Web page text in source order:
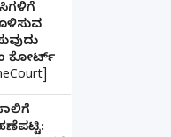
ಕೋರ್ಟ್